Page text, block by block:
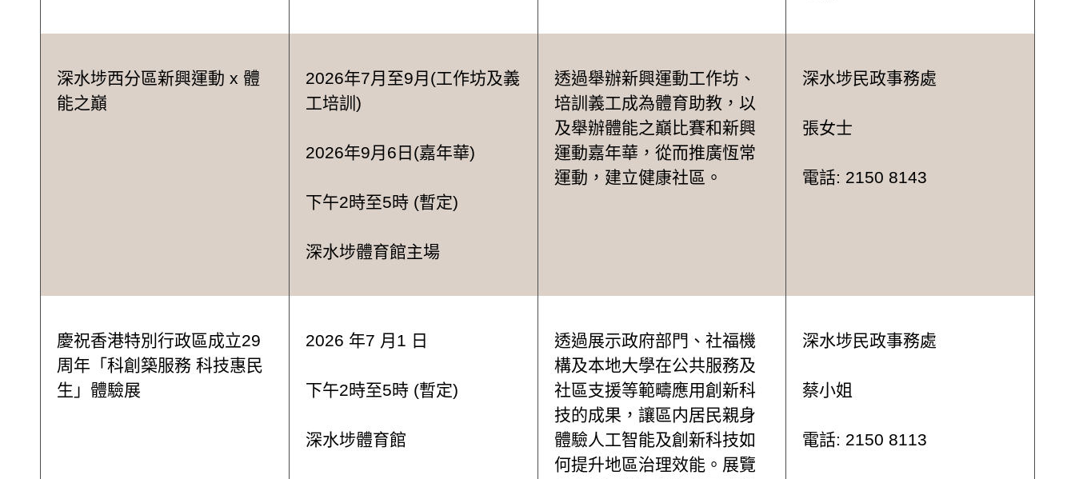
深水埗西分區新興運動 x 體
能之巔
2026年7月至9月(工作坊及義
工培訓)
2026年9月6日(嘉年華)
下午2時至5時 (暫定)
深水埗體育館主場
透過舉辦新興運動工作坊、
培訓義工成為體育助教，以
及舉辦體能之巔比賽和新興
運動嘉年華，從而推廣恆常
運動，建立健康社區。
深水埗民政事務處
張女士
電話: 2150 8143
慶祝香港特別行政區成立29
周年「科創築服務 科技惠民
生」體驗展
2026 年7 月1 日
下午2時至5時 (暫定)
深水埗體育館
透過展示政府部門、社福機
構及本地大學在公共服務及
社區支援等範疇應用創新科
技的成果，讓區内居民親身
體驗人工智能及創新科技如
何提升地區治理效能。展覽
深水埗民政事務處
蔡小姐
電話: 2150 8113